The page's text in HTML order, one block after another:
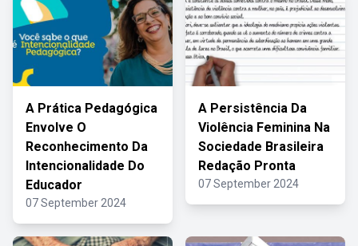
A Prática Pedagógica
Envolve O
Reconhecimento Da
Intencionalidade Do
Educador
07 September 2024
A Persistência Da
Violência Feminina Na
Sociedade Brasileira
Redação Pronta
07 September 2024